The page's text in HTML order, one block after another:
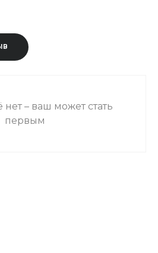
– ваш может стать
первым